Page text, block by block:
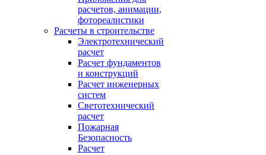
расчетов, анимации,
фотореалистики
Расчеты в строительстве
Электротехнический
расчет
Расчет фундаментов
и конструкций
Расчет инженерных
систем
Светотехнический
расчет
Пожарная
Безопасность
Расчет